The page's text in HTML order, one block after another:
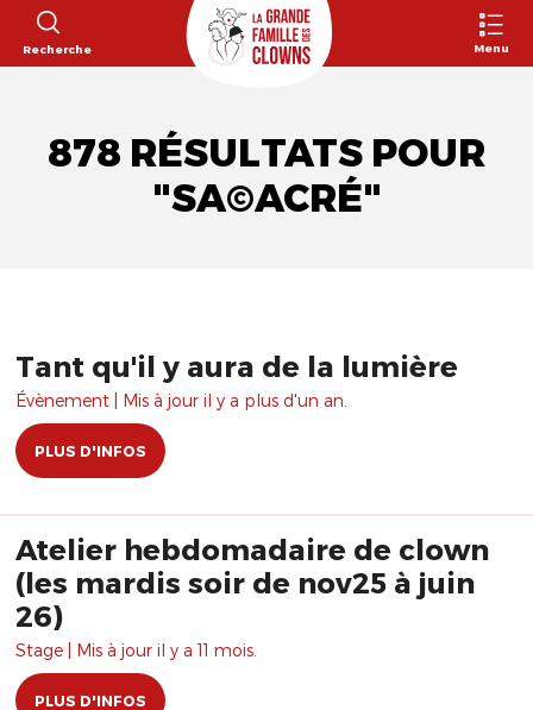
Recherche Menu
878 RÉSULTATS POUR
"SA©ACRÉ"
Tant qu'il y aura de la lumière
Évènement | Mis à jour il y a plus d'un an.
PLUS D'INFOS
Atelier hebdomadaire de clown
(les mardis soir de nov25 à juin
26)
Stage | Mis à jour il y a 11 mois.
PLUS D'INFOS